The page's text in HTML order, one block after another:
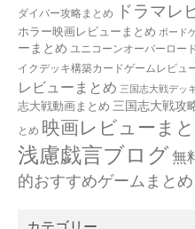
ダイバー攻略まとめ ドラマレ
ホラー映画レビューまとめ ボード
ーまとめ ユニコーンオーバーロー
イクデッキ構築カードゲームレビュ
レビューまとめ 三国志大戦デッ
志大戦動画まとめ 三国志大戦攻
とめ 映画レビューま
浅慮戯言ブログ無
的おすすめゲームまとめ